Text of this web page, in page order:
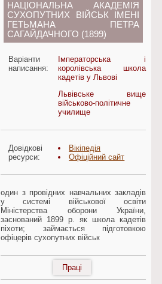
НАЦІОНАЛЬНА АКАДЕМІЯ
СУХОПУТНИХ ВІЙСЬК ІМЕНІ
ГЕТЬМАНА ПЕТРА
САГАЙДАЧНОГО (1899)
Варіанти
написання:
Імператорська і
королівська школа
кадетів у Львові
Львівське вище
військово-політичне
училище
Довідкові
ресурси:
Вікіпедія
Офіційний сайт
один з провідних навчальних закладів
у системі військової освіти
Міністерства оборони України,
заснований 1899 р. як школа кадетів
піхоти; займається підготовкою
офіцерів сухопутних військ
Праці